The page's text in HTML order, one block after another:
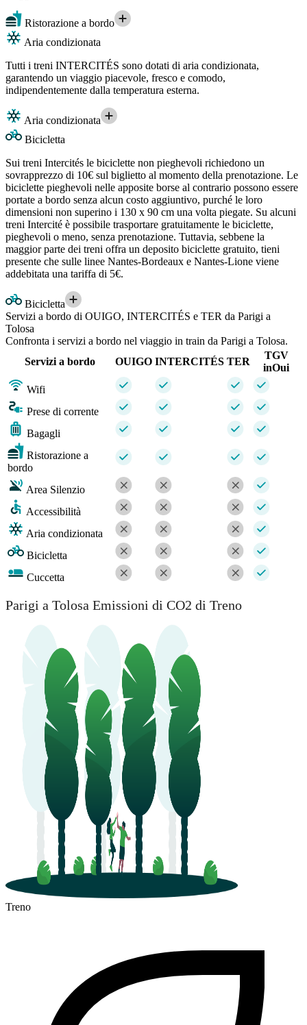
Ristorazione a bordo
Aria condizionata
Tutti i treni INTERCITÉS sono dotati di aria condizionata,
garantendo un viaggio piacevole, fresco e comodo,
indipendentemente dalla temperatura esterna.
Aria condizionata
Bicicletta
Sui treni Intercités le biciclette non pieghevoli richiedono un
sovrapprezzo di 10€ sul biglietto al momento della prenotazione. Le
biciclette pieghevoli nelle apposite borse al contrario possono essere
portate a bordo senza alcun costo aggiuntivo, purché le loro
dimensioni non superino i 130 x 90 cm una volta piegate. Su alcuni
treni Intercité è possibile trasportare gratuitamente le biciclette,
pieghevoli o meno, senza prenotazione. Tuttavia, sebbene la
maggior parte dei treni offra un deposito biciclette gratuito, tieni
presente che sulle linee Nantes-Bordeaux e Nantes-Lione viene
addebitata una tariffa di 5€.
Bicicletta
Servizi a bordo di OUIGO, INTERCITÉS e TER da Parigi a
Tolosa
Confronta i servizi a bordo nel viaggio in train da Parigi a Tolosa.
Servizi a bordo
OUIGO INTERCITÉS TER
TGV
inOui
Wifi
Prese di corrente
Bagagli
Ristorazione a
bordo
Area Silenzio
Accessibilità
Aria condizionata
Bicicletta
Cuccetta
Parigi a Tolosa Emissioni di CO2 di Treno
Treno